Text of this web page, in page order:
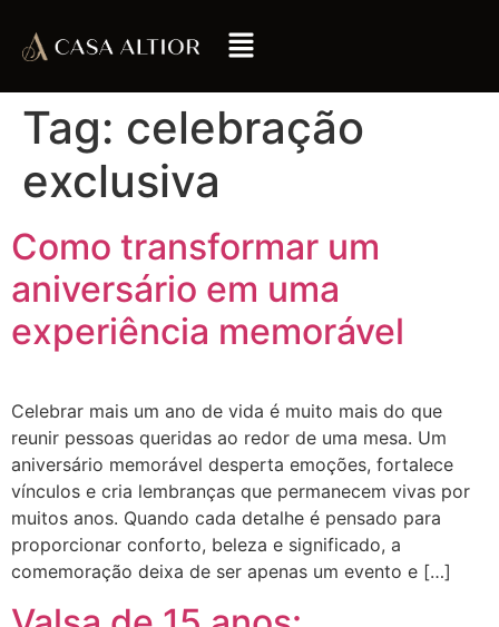
Tag: celebração
exclusiva
Como transformar um
aniversário em uma
experiência memorável
Celebrar mais um ano de vida é muito mais do que
reunir pessoas queridas ao redor de uma mesa. Um
aniversário memorável desperta emoções, fortalece
vínculos e cria lembranças que permanecem vivas por
muitos anos. Quando cada detalhe é pensado para
proporcionar conforto, beleza e significado, a
comemoração deixa de ser apenas um evento e […]